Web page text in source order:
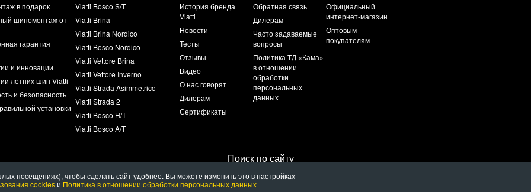
посещениях), чтобы сделать сайт удобнее. Вы можете изменить это в настройках
cookiesи Политика в отношении обработки персональных данных
в подарок
шиномонтаж от
гарантия
и инновации
летних шин Viatti
и безопасность
установки
Viatti Bosco S/T
Viatti Brina
Viatti Brina Nordico
Viatti Bosco Nordico
Viatti Vettore Brina
Viatti Vettore Inverno
Viatti Strada Asimmetrico
Viatti Strada 2
Viatti Bosco H/T
Viatti Bosco A/T
История бренда
Viatti
Новости
Тесты
Отзывы
Видео
О нас говорят
Дилерам
Сертификаты
Обратная связь
Дилерам
Часто задаваемые
вопросы
Политика ТД «Кама»
в отношении
обработки
персональных
данных
Официальный
интернет-магазин
Оптовым
покупателям
Поиск по сайту